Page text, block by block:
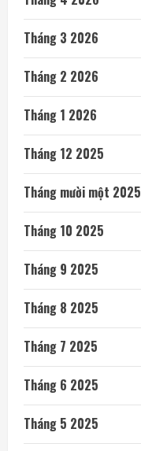
Tháng 3 2026
Tháng 2 2026
Tháng 1 2026
Tháng 12 2025
Tháng mười một 2025
Tháng 10 2025
Tháng 9 2025
Tháng 8 2025
Tháng 7 2025
Tháng 6 2025
Tháng 5 2025